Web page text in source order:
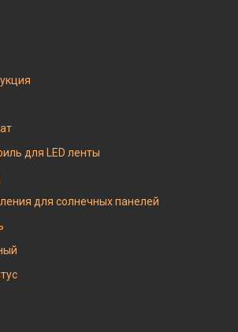
для LED ленты
для солнечных панелей